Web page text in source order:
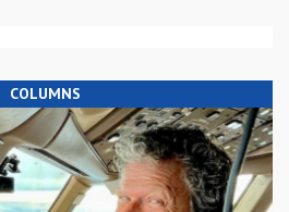
COLUMNS